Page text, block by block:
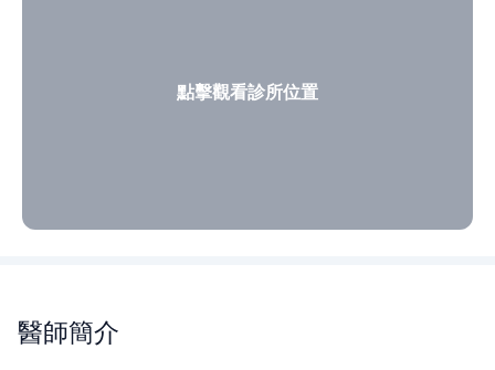
點擊觀看診所位置
醫師簡介